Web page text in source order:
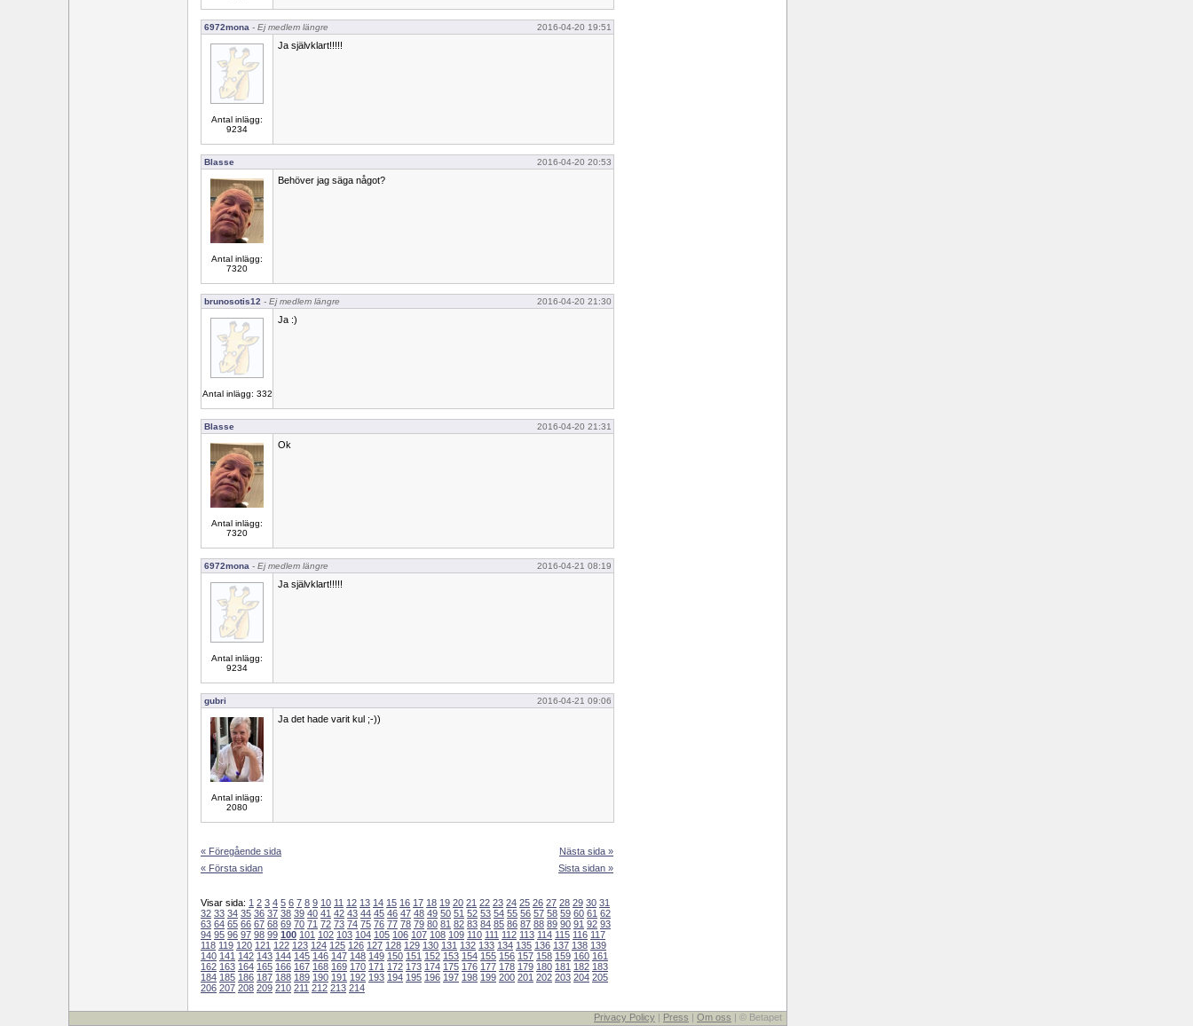
6972mona - Ej medlem längre 2016-04-20 19:51
Antal inlägg:
9234
Ja självklart!!!!!
Blasse 2016-04-20 20:53
Antal inlägg:
7320
Behöver jag säga något?
brunosotis12 - Ej medlem längre 2016-04-20 21:30
Antal inlägg: 332
Ja :)
Blasse 2016-04-20 21:31
Antal inlägg:
7320
Ok
6972mona - Ej medlem längre 2016-04-21 08:19
Antal inlägg:
9234
Ja självklart!!!!!
gubri 2016-04-21 09:06
Antal inlägg:
2080
Ja det hade varit kul ;-))
« Föregående sida
« Första sidan
Nästa sida »
Sista sidan »
Visar sida: 1 2 3 4 5 6 7 8 9 10 11 12 13 14 15 16 17 18 19 20 21 22 23 24 25 26 27 28 29 30 31
32 33 34 35 36 37 38 39 40 41 42 43 44 45 46 47 48 49 50 51 52 53 54 55 56 57 58 59 60 61 62
63 64 65 66 67 68 69 70 71 72 73 74 75 76 77 78 79 80 81 82 83 84 85 86 87 88 89 90 91 92 93
94 95 96 97 98 99 100 101 102 103 104 105 106 107 108 109 110 111 112 113 114 115 116 117
118 119 120 121 122 123 124 125 126 127 128 129 130 131 132 133 134 135 136 137 138 139
140 141 142 143 144 145 146 147 148 149 150 151 152 153 154 155 156 157 158 159 160 161
162 163 164 165 166 167 168 169 170 171 172 173 174 175 176 177 178 179 180 181 182 183
184 185 186 187 188 189 190 191 192 193 194 195 196 197 198 199 200 201 202 203 204 205
206 207 208 209 210 211 212 213 214
Privacy Policy | Press | Om oss | © Betapet